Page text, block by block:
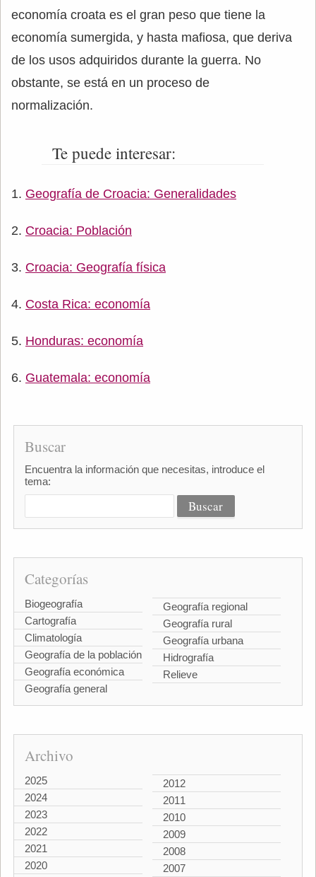
economía croata es el gran peso que tiene la
economía sumergida, y hasta mafiosa, que deriva
de los usos adquiridos durante la guerra. No
obstante, se está en un proceso de
normalización.
Te puede interesar:
Geografía de Croacia: Generalidades
Croacia: Población
Croacia: Geografía física
Costa Rica: economía
Honduras: economía
Guatemala: economía
Buscar
Encuentra la información que necesitas, introduce el
tema:
Categorías
Biogeografía
Cartografía
Climatología
Geografía de la población
Geografía económica
Geografía general
Geografía regional
Geografía rural
Geografía urbana
Hidrografía
Relieve
Archivo
2025
2024
2023
2022
2021
2020
2012
2011
2010
2009
2008
2007